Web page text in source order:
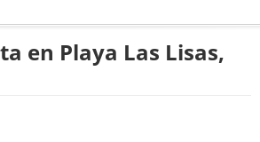
en Playa Las Lisas,